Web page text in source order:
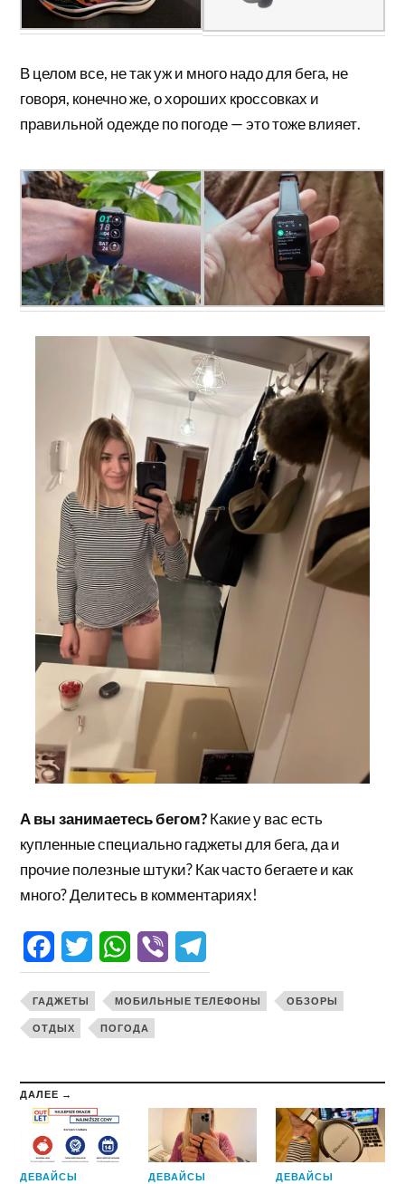
В целом все, не так уж и много надо для бега, не
говоря, конечно же, о хороших кроссовках и
правильной одежде по погоде — это тоже влияет.
А вы занимаетесь бегом?Какие у вас есть
купленные специально гаджеты для бега, да и
прочие полезные штуки? Как часто бегаете и как
много? Делитесь в комментариях!
FacebookTwitter WhatsApp
Viber
ГАДЖЕТЫ МОБИЛЬНЫЕ ТЕЛЕФОНЫ ОБЗОРЫ
ОТДЫХ ПОГОДА
ДАЛЕЕ →
ДЕВАЙСЫ ДЕВАЙСЫ ДЕВАЙСЫ